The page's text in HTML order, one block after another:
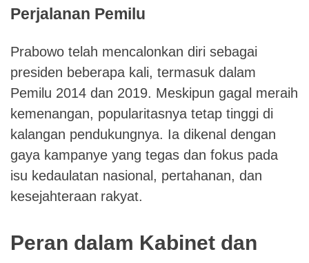
Perjalanan Pemilu
Prabowo telah mencalonkan diri sebagai
presiden beberapa kali, termasuk dalam
Pemilu 2014 dan 2019. Meskipun gagal meraih
kemenangan, popularitasnya tetap tinggi di
kalangan pendukungnya. Ia dikenal dengan
gaya kampanye yang tegas dan fokus pada
isu kedaulatan nasional, pertahanan, dan
kesejahteraan rakyat.
Peran dalam Kabinet dan